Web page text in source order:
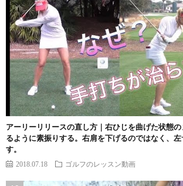
アーリーリリースの直し方｜右ひじを曲げた状態
るように素振りする。右肩を下げるのではなく、
す。
2018.07.18 ゴルフのレッスン動画